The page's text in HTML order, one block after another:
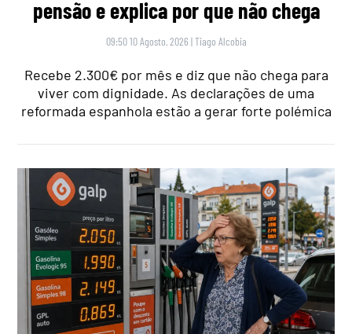
pensão e explica por que não chega
09:50 10 Agosto, 2026 |Tiago Alcobia
Recebe 2.300€ por mês e diz que não chega para
viver com dignidade. As declarações de uma
reformada espanhola estão a gerar forte polémica